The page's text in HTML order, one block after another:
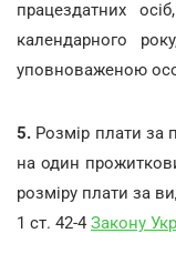
працездатних
календарного
уповноваженою
5. Розмір плати за
на один
розміру плати за
1 ст. 42-4 Закону